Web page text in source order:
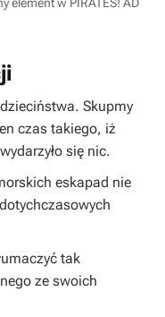
Skupmy
czas takiego, iż
się nic.
eskapad nie
tak
ze swoich